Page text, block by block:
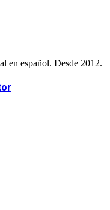
en español. Desde 2012.